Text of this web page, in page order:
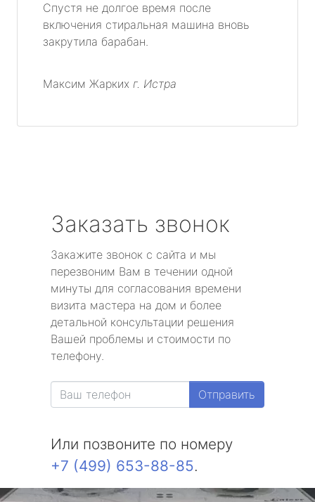
Спустя не долгое время после
включения стиральная машина вновь
закрутила барабан.
Максим Жарких г. Истра
Заказать звонок
Закажите звонок с сайта и мы
перезвоним Вам в течении одной
минуты для согласования времени
визита мастера на дом и более
детальной консультации решения
Вашей проблемы и стоимости по
телефону.
Отправить
Или позвоните по номеру
+7 (499) 653-88-85.